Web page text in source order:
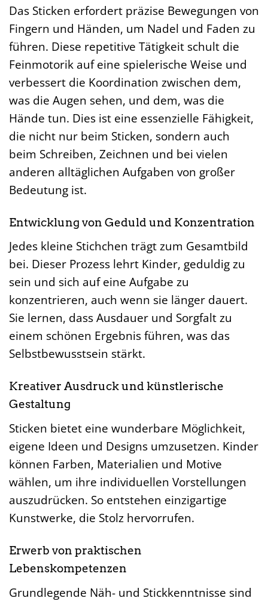
Das Sticken erfordert präzise Bewegungen von
Fingern und Händen, um Nadel und Faden zu
führen. Diese repetitive Tätigkeit schult die
Feinmotorik auf eine spielerische Weise und
verbessert die Koordination zwischen dem,
was die Augen sehen, und dem, was die
Hände tun. Dies ist eine essenzielle Fähigkeit,
die nicht nur beim Sticken, sondern auch
beim Schreiben, Zeichnen und bei vielen
anderen alltäglichen Aufgaben von großer
Bedeutung ist.
Entwicklung von Geduld und Konzentration
Jedes kleine Stichchen trägt zum Gesamtbild
bei. Dieser Prozess lehrt Kinder, geduldig zu
sein und sich auf eine Aufgabe zu
konzentrieren, auch wenn sie länger dauert.
Sie lernen, dass Ausdauer und Sorgfalt zu
einem schönen Ergebnis führen, was das
Selbstbewusstsein stärkt.
Kreativer Ausdruck und künstlerische
Gestaltung
Sticken bietet eine wunderbare Möglichkeit,
eigene Ideen und Designs umzusetzen. Kinder
können Farben, Materialien und Motive
wählen, um ihre individuellen Vorstellungen
auszudrücken. So entstehen einzigartige
Kunstwerke, die Stolz hervorrufen.
Erwerb von praktischen
Lebenskompetenzen
Grundlegende Näh- und Stickkenntnisse sind